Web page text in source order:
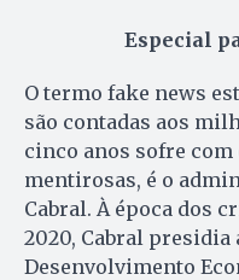
Especial
O termo fake news
são contadas aos
cinco anos sofre
mentirosas, é o
Cabral. À época dos
2020, Cabral presidia
Desenvolvimento